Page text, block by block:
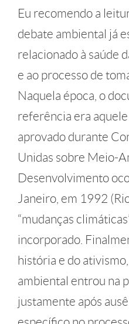
Eu recomendo a
debate ambiental já
relacionado à saúde
e ao processo de
Naquela época, o
referência era
aprovado durante
Unidas sobre Meio-
Desenvolvimento
Janeiro, em 1992
“mudanças
incorporado.
história e do
ambiental entrou na
justamente após